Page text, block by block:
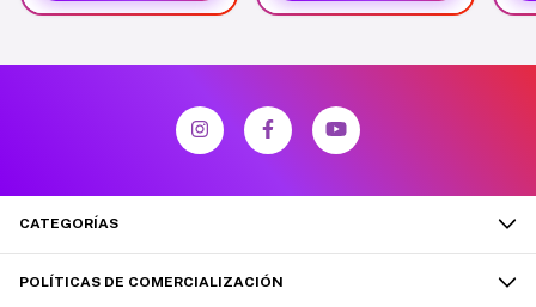
CATEGORÍAS
POLÍTICAS DE COMERCIALIZACIÓN